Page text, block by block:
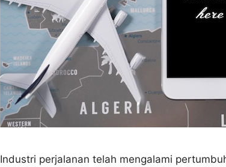
Industri perjalanan telah mengalami